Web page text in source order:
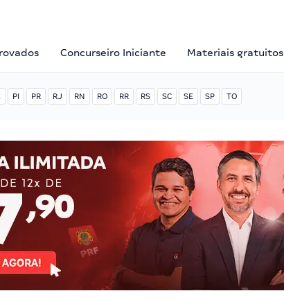
Concurseiro Iniciante Materiais gratuitos
PI PR RJ RN RO RR RS SC SE SP TO